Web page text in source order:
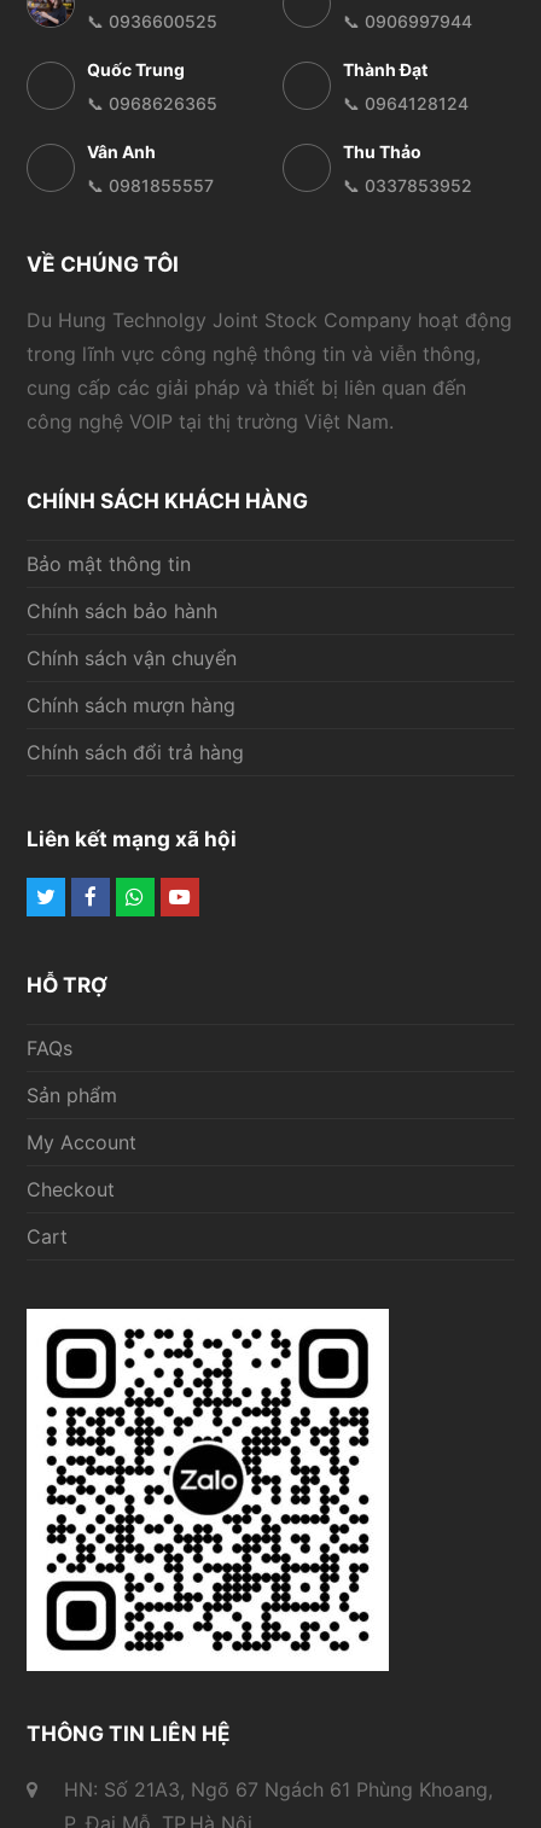
📞 0936600525
📞 0906997944
Quốc Trung
📞 0968626365
Thành Đạt
📞 0964128124
Vân Anh
📞 0981855557
Thu Thảo
📞 0337853952
VỀ CHÚNG TÔI
Du Hung Technolgy Joint Stock Company hoạt động
trong lĩnh vực công nghệ thông tin và viễn thông,
cung cấp các giải pháp và thiết bị liên quan đến
công nghệ VOIP tại thị trường Việt Nam.
CHÍNH SÁCH KHÁCH HÀNG
Bảo mật thông tin
Chính sách bảo hành
Chính sách vận chuyển
Chính sách mượn hàng
Chính sách đổi trả hàng
Liên kết mạng xã hội
TwitterFacebook
Whatsapp
Youtube
HỖ TRỢ
FAQs
Sản phẩm
My Account
Checkout
Cart
THÔNG TIN LIÊN HỆ
HN: Số 21A3, Ngõ 67 Ngách 61 Phùng Khoang,